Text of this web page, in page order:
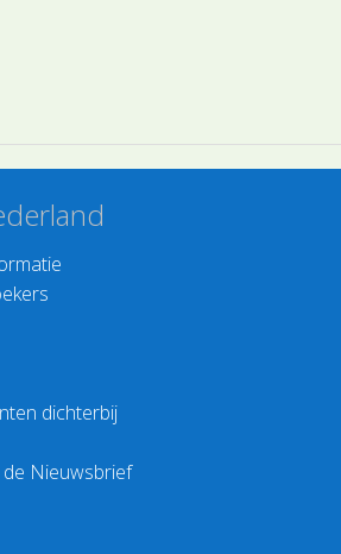
dichterbij
Nieuwsbrief